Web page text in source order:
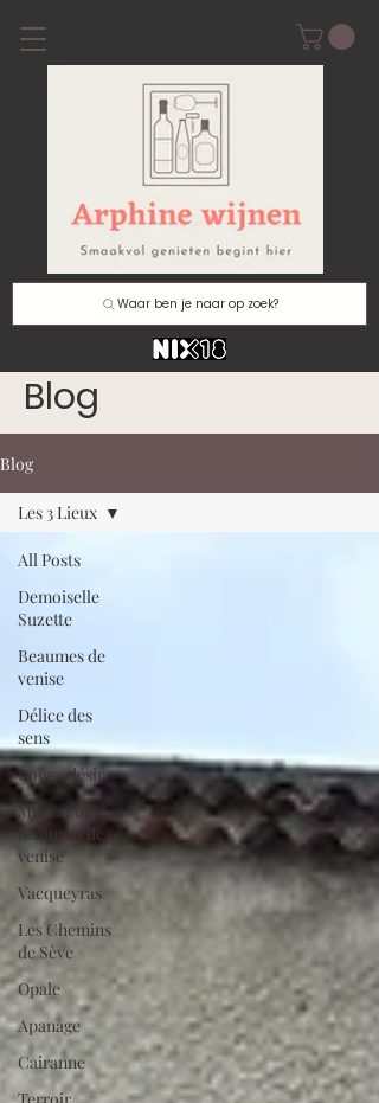
Waar ben je naar op zoek?
Blog
Blog
All Posts
Demoiselle
Suzette
Beaumes de
venise
Délice des
sens
Rouge désir
Muscat de
beaumes de
venise
Vacqueyras
Les Chemins
de Sève
Opale
Apanage
Cairanne
Les 3 Lieux